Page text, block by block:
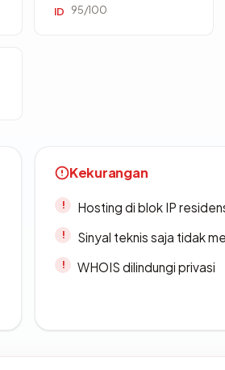
ID 95/100
Kekurangan
Hosting di blok IP
Sinyal teknis saja tidak
WHOIS dilindungi privasi